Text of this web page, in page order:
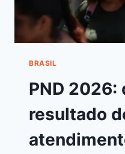
BRASIL
PND 2026:
resultado